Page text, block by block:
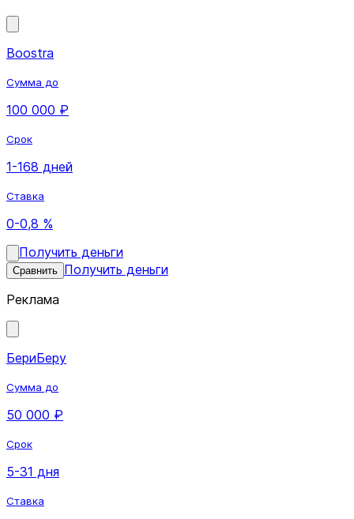
Boostra
Сумма до
100 000 ₽
Срок
1-168 дней
Ставка
0-0,8 %
Получить деньги
Сравнить Получить деньги
Реклама
БериБеру
Сумма до
50 000 ₽
Срок
5-31 дня
Ставка